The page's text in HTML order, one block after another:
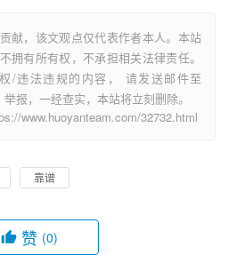
献，该文观点仅代表作者本人。本站
拥有所有权，不承担相关法律责任。
/违法违规的内容， 请发送邮件至
报，一经查实，本站将立刻删除。
www.huoyanteam.com/32732.html
靠谱
赞 (0)